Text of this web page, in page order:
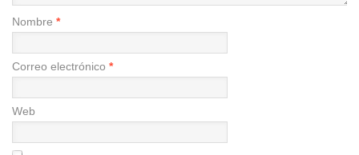
Nombre *
Correo electrónico *
Web